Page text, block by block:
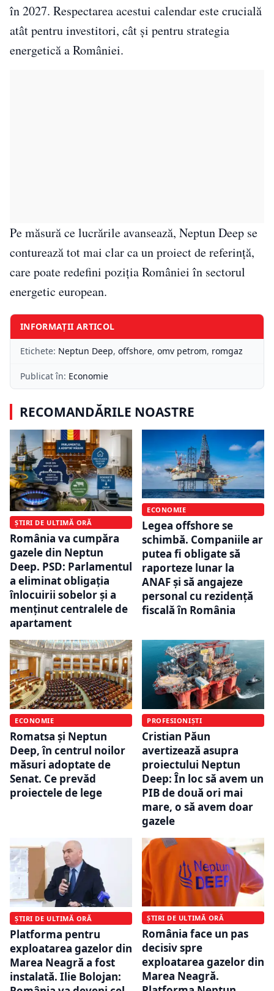
în 2027. Respectarea acestui calendar este crucială
atât pentru investitori, cât și pentru strategia
energetică a României.
Pe măsură ce lucrările avansează, Neptun Deep se
conturează tot mai clar ca un proiect de referință,
care poate redefini poziția României în sectorul
energetic european.
INFORMAȚII ARTICOL
Etichete: Neptun Deep, offshore, omv petrom, romgaz
Publicat în: Economie
RECOMANDĂRILE NOASTRE
ȘTIRI DE ULTIMĂ ORĂ
România va cumpăra
gazele din Neptun
Deep. PSD: Parlamentul
a eliminat obligația
înlocuirii sobelor și a
menținut centralele de
apartament
ECONOMIE
Legea offshore se
schimbă. Companiile ar
putea fi obligate să
raporteze lunar la
ANAF și să angajeze
personal cu rezidență
fiscală în România
ECONOMIE
Romatsa și Neptun
Deep, în centrul noilor
măsuri adoptate de
Senat. Ce prevăd
proiectele de lege
PROFESIONIȘTI
Cristian Păun
avertizează asupra
proiectului Neptun
Deep: În loc să avem un
PIB de două ori mai
mare, o să avem doar
gazele
ȘTIRI DE ULTIMĂ ORĂ
Platforma pentru
exploatarea gazelor din
Marea Neagră a fost
instalată. Ilie Bolojan:
ȘTIRI DE ULTIMĂ ORĂ
România face un pas
decisiv spre
exploatarea gazelor din
Marea Neagră.